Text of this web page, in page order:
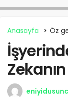
Anasayfa Öz